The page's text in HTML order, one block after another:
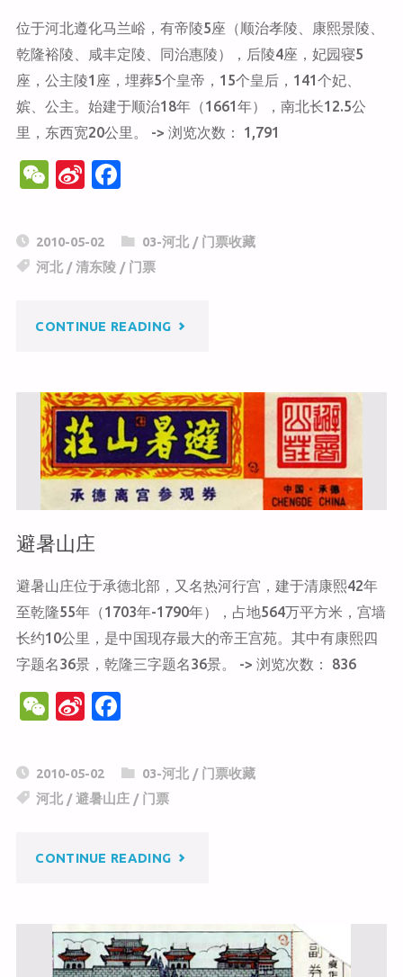
公
园"
位于河北遵化马兰峪，有帝陵5座（顺治孝陵、康熙景陵、
乾隆裕陵、咸丰定陵、同治惠陵），后陵4座，妃园寝5
座，公主陵1座，埋葬5个皇帝，15个皇后，141个妃、
嫔、公主。始建于顺治18年（1661年），南北长12.5公
里，东西宽20公里。 -> 浏览次数： 1,791
W
C
h
Si
a
W
b
c
e
o
2010-05-02 03-河北/ 门票收藏
河北 /清东陵 / 门票
CONTINUE READING"清
陵"
避暑山庄
避暑山庄位于承德北部，又名热河行宫，建于清康熙42年
至乾隆55年（1703年-1790年），占地564万平方米，宫墙
长约10公里，是中国现存最大的帝王宫苑。其中有康熙四
字题名36景，乾隆三字题名36景。 -> 浏览次数： 836
W
C
h
Si
a
W
b
c
e
o
2010-05-02 03-河北/ 门票收藏
河北 /避暑山庄 / 门票
CONTINUE READING"避
山